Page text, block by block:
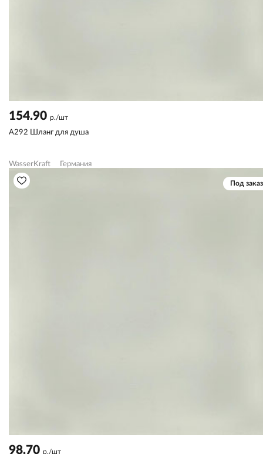
154.90 р./шт
A292 Шланг для душа
WasserKraft Германия
Под заказ
98.70 р./шт